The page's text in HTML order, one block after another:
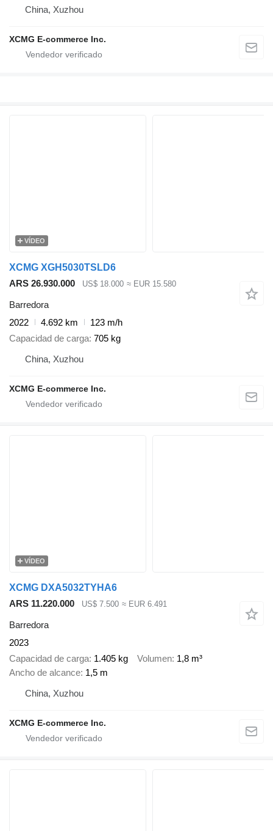
China, Xuzhou
XCMG E-commerce Inc.
VÍDEO
XCMG XGH5030TSLD6
ARS 26.930.000
US$ 18.000 ≈ EUR 15.580
Barredora
2022
4.692 km
123 m/h
Capacidad de carga 705 kg
China, Xuzhou
XCMG E-commerce Inc.
VÍDEO
XCMG DXA5032TYHA6
ARS 11.220.000
US$ 7.500 ≈ EUR 6.491
Barredora
2023
Capacidad de carga 1.405 kg Volumen 1,8 m³
Ancho de alcance 1,5 m
China, Xuzhou
XCMG E-commerce Inc.